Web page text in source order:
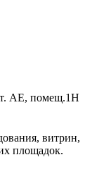
АЕ, помещ.1Н
витрин,
площадок.